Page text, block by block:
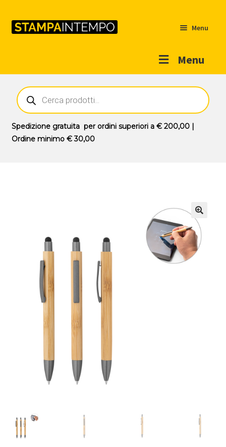
Menu
Menu
Outlet
Prodotti
Novità
Ricerca
prodotti
Spedizione gratuitaper ordini superiori a € 200,00|
Ordine minimo € 30,00
🔍